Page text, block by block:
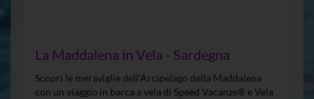
La Maddalena in Vela - Sardegna
Scopri le meraviglie dell’Arcipelago della Maddalena
con un viaggio in barca a vela di Speed Vacanze® e Vela